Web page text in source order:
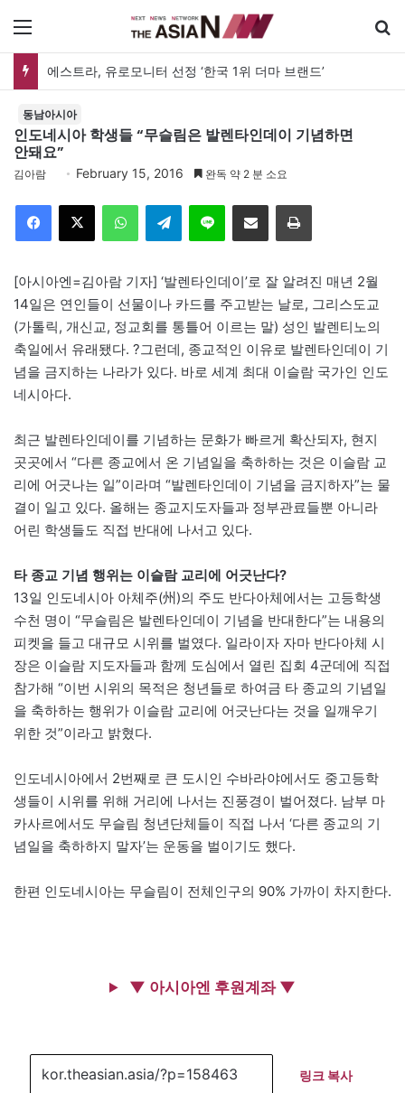
에스트라, 유로모니터 선정 ‘한국 1위 더마 브랜드’
동남아시아
인도네시아 학생들 “무슬림은 발렌타인데이 기념하면
안돼요”
김아람 February 15, 2016 완독 약 2 분 소요
Telegram 이메일
[아시아엔=김아람 기자] ‘발렌타인데이’로 잘 알려진 매년 2월
14일은 연인들이 선물이나 카드를 주고받는 날로, 그리스도교
(가톨릭, 개신교, 정교회를 통틀어 이르는 말) 성인 발렌티노의
축일에서 유래됐다. ?그런데, 종교적인 이유로 발렌타인데이 기
념을 금지하는 나라가 있다. 바로 세계 최대 이슬람 국가인 인도
네시아다.
최근 발렌타인데이를 기념하는 문화가 빠르게 확산되자, 현지
곳곳에서 “다른 종교에서 온 기념일을 축하하는 것은 이슬람 교
리에 어긋나는 일”이라며 “발렌타인데이 기념을 금지하자”는 물
결이 일고 있다. 올해는 종교지도자들과 정부관료들뿐 아니라
어린 학생들도 직접 반대에 나서고 있다.
타 종교 기념 행위는 이슬람 교리에 어긋난다?
13일 인도네시아 아체주(州)의 주도 반다아체에서는 고등학생
수천 명이 “무슬림은 발렌타인데이 기념을 반대한다”는 내용의
피켓을 들고 대규모 시위를 벌였다. 일라이자 자마 반다아체 시
장은 이슬람 지도자들과 함께 도심에서 열린 집회 4군데에 직접
참가해 “이번 시위의 목적은 청년들로 하여금 타 종교의 기념일
을 축하하는 행위가 이슬람 교리에 어긋난다는 것을 일깨우기
위한 것”이라고 밝혔다.
인도네시아에서 2번째로 큰 도시인 수바라야에서도 중고등학
생들이 시위를 위해 거리에 나서는 진풍경이 벌어졌다. 남부 마
카사르에서도 무슬림 청년단체들이 직접 나서 ‘다른 종교의 기
념일을 축하하지 말자’는 운동을 벌이기도 했다.
한편 인도네시아는 무슬림이 전체인구의 90% 가까이 차지한다.
▼ 아시아엔 후원계좌 ▼
링크 복사